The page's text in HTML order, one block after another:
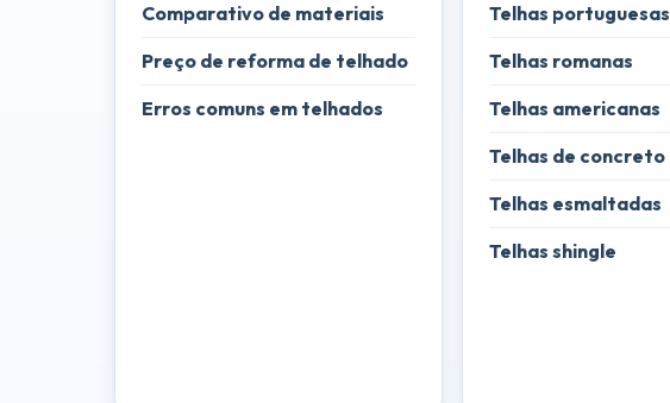
Comparativo de materiais
Preço de reforma de telhado
Erros comuns em telhados
Telhas portuguesas
Telhas romanas
Telhas americanas
Telhas de concreto
Telhas esmaltadas
Telhas shingle